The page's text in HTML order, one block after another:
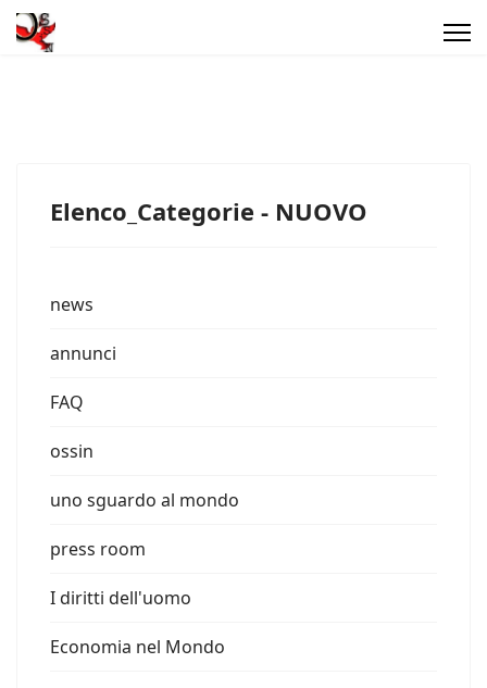
Elenco_Categorie - NUOVO
news
annunci
FAQ
ossin
uno sguardo al mondo
press room
I diritti dell'uomo
Economia nel Mondo